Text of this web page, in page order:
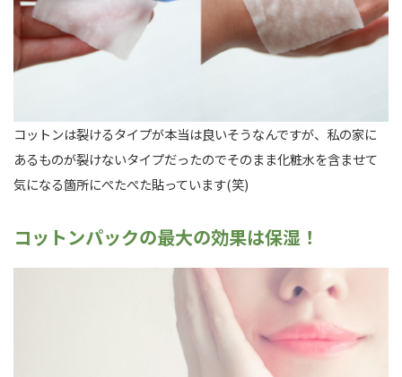
コットンは裂けるタイプが本当は良いそうなんですが、私の家に
あるものが裂けないタイプだったのでそのまま化粧水を含ませて
気になる箇所にぺたぺた貼っています(笑)
コットンパックの最大の効果は保湿！